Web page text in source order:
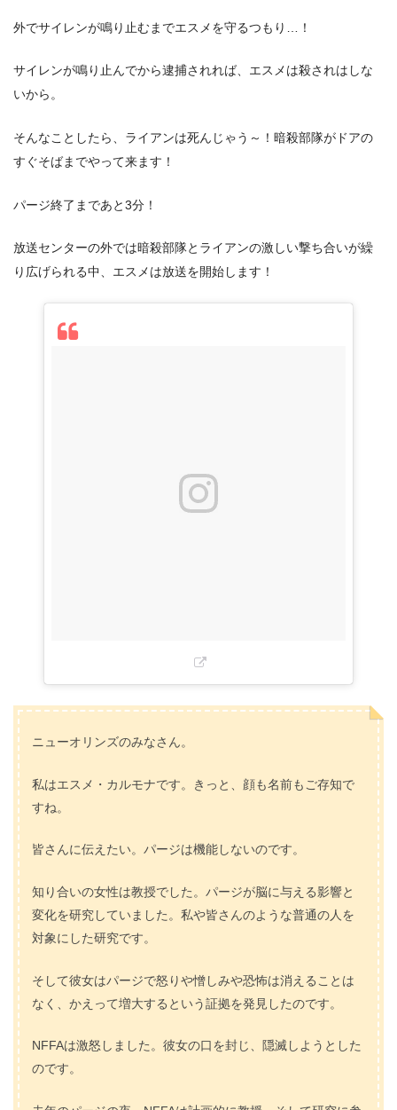
外でサイレンが鳴り止むまでエスメを守るつもり…！
サイレンが鳴り止んでから逮捕されれば、エスメは殺されはしな
いから。
そんなことしたら、ライアンは死んじゃう～！暗殺部隊がドアの
すぐそばまでやって来ます！
パージ終了まであと3分！
放送センターの外では暗殺部隊とライアンの激しい撃ち合いが繰
り広げられる中、エスメは放送を開始します！
ニューオリンズのみなさん。
私はエスメ・カルモナです。きっと、顔も名前もご存知で
すね。
皆さんに伝えたい。パージは機能しないのです。
知り合いの女性は教授でした。パージが脳に与える影響と
変化を研究していました。私や皆さんのような普通の人を
対象にした研究です。
そして彼女はパージで怒りや憎しみや恐怖は消えることは
なく、かえって増大するという証拠を発見したのです。
NFFAは激怒しました。彼女の口を封じ、隠滅しようとした
のです。